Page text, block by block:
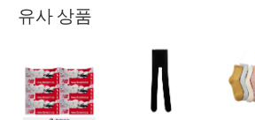
유사 상품